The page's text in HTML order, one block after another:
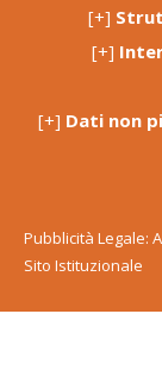
[+]
[+]
[+] Dati non
Pubblicità Legale:
Sito Istituzionale